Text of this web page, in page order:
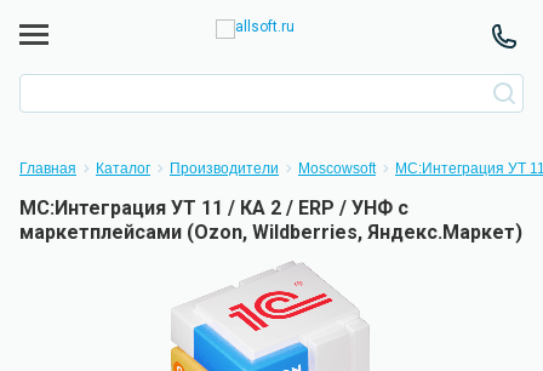
Главная Каталог Производители Moscowsoft МС:Интеграция УТ
МС:Интеграция УТ 11 / КА 2 / ERP / УНФ с
маркетплейсами (Ozon, Wildberries, Яндекс.Маркет)